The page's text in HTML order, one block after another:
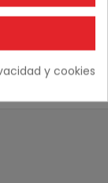
y cookies